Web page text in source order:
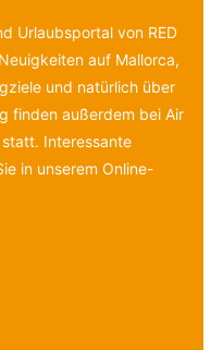
Urlaubsportal von RED
auf Mallorca,
und natürlich über
finden außerdem bei Air
Interessante
in unserem Online-